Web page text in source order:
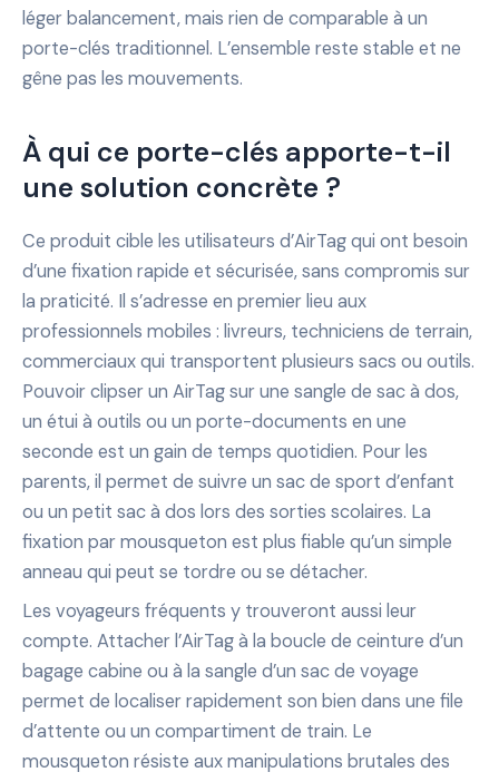
léger balancement, mais rien de comparable à un
porte-clés traditionnel. L’ensemble reste stable et ne
gêne pas les mouvements.
À qui ce porte-clés apporte-t-il
une solution concrète ?
Ce produit cible les utilisateurs d’AirTag qui ont besoin
d’une fixation rapide et sécurisée, sans compromis sur
la praticité. Il s’adresse en premier lieu aux
professionnels mobiles : livreurs, techniciens de terrain,
commerciaux qui transportent plusieurs sacs ou outils.
Pouvoir clipser un AirTag sur une sangle de sac à dos,
un étui à outils ou un porte-documents en une
seconde est un gain de temps quotidien. Pour les
parents, il permet de suivre un sac de sport d’enfant
ou un petit sac à dos lors des sorties scolaires. La
fixation par mousqueton est plus fiable qu’un simple
anneau qui peut se tordre ou se détacher.
Les voyageurs fréquents y trouveront aussi leur
compte. Attacher l’AirTag à la boucle de ceinture d’un
bagage cabine ou à la sangle d’un sac de voyage
permet de localiser rapidement son bien dans une file
d’attente ou un compartiment de train. Le
mousqueton résiste aux manipulations brutales des